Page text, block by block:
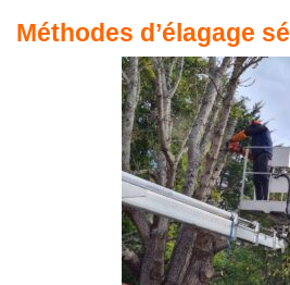
Méthodes d’élagage